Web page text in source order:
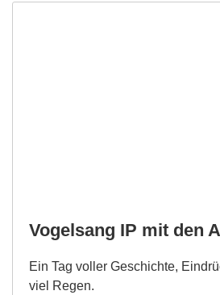
Vogelsang IP mit den
Ein Tag voller Geschichte,
viel Regen.